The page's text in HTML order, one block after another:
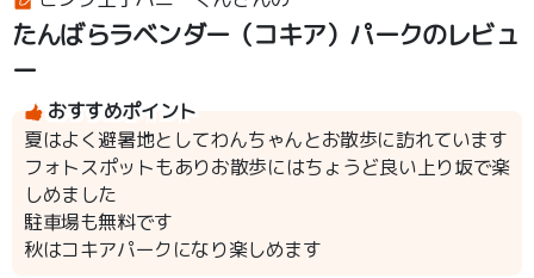
たんばらラベンダー（コキア）パークのレビュ
ー
おすすめポイント
夏はよく避暑地としてわんちゃんとお散歩に訪れています
フォトスポットもありお散歩にはちょうど良い上り坂で楽
しめました
駐車場も無料です
秋はコキアパークになり楽しめます